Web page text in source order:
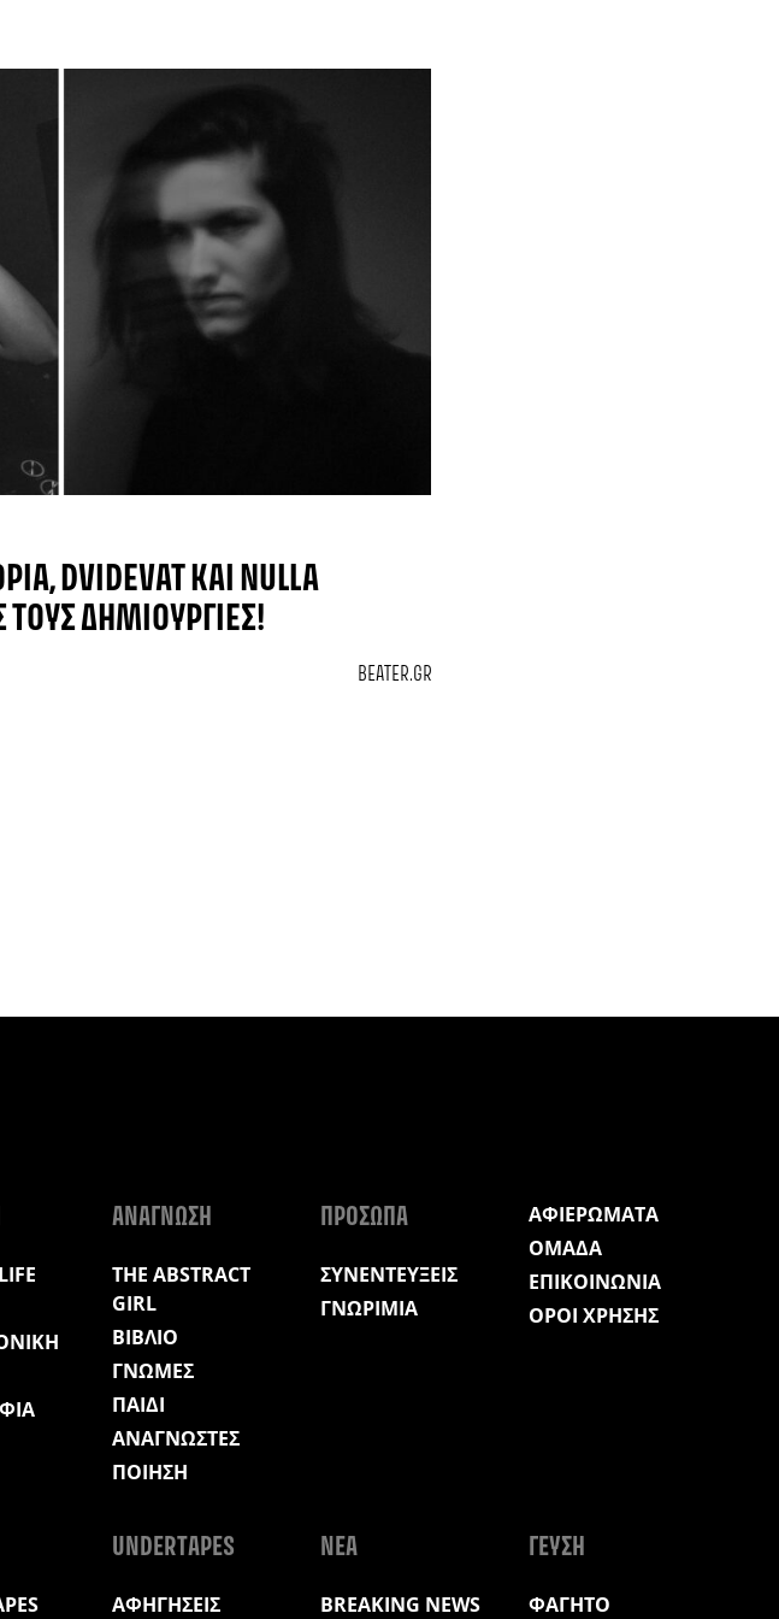
DVIDEVAT ΚΑΙ NULLA
ΤΟΥΣ ΔΗΜΙΟΥΡΓΊΕΣ!
BEATER.GR
ΑΝΑΓΝΩΣΗ
THE ABSTRACT
GIRL
ΒΙΒΛΙΟ
ΓΝΩΜΕΣ
ΠΑΙΔΙ
ΑΝΑΓΝΩΣΤΕΣ
ΠΟΙΗΣΗ
ΠΡΟΣΩΠΑ
ΣΥΝΕΝΤΕΥΞΕΙΣ
ΓΝΩΡΙΜΙΑ
ΑΦΙΕΡΩΜΑΤΑ
ΟΜΑΔΑ
ΕΠΙΚΟΙΝΩΝΙΑ
ΟΡΟΙ ΧΡΗΣΗΣ
UNDERTAPES
ΑΦΗΓΗΣΕΙΣ
ΝΕΑ
BREAKING NEWS
ΓΕΥΣΗ
ΦΑΓΗΤΟ